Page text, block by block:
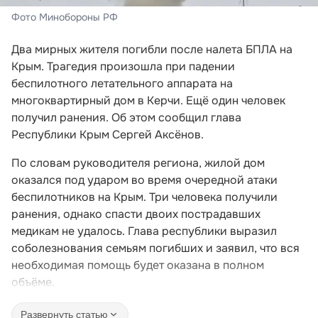
Фото Минобороны РФ
Два мирных жителя погибли после налета БПЛА на
Крым. Трагедия произошла при падении
беспилотного летательного аппарата на
многоквартирный дом в Керчи. Ещё один человек
получил ранения. Об этом сообщил глава
Республики Крым Сергей Аксёнов.
По словам руководителя региона, жилой дом
оказался под ударом во время очередной атаки
беспилотников на Крым. Три человека получили
ранения, однако спасти двоих пострадавших
медикам не удалось. Глава республики выразил
соболезнования семьям погибших и заявил, что вся
необходимая помощь будет оказана в полном
объёме.
Развернуть статью